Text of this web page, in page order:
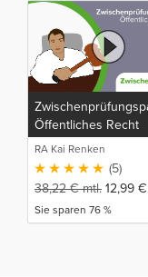
Öffentliches Recht
RA Kai Renken
(5)
38,22€mtl. 12,99 €
Sie sparen 76 %